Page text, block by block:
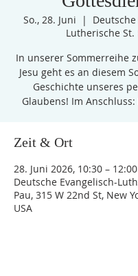
So., 28. Juni
  |
Lutherische St.
In unserer Sommerreihe
Jesu geht es an diesem
Geschichte unseres
Glaubens! Im
Zeit & Ort
28. Juni 2026, 10:30 – 12:00
Deutsche Evangelisch-
Pau, 315 W 22nd St, New
USA